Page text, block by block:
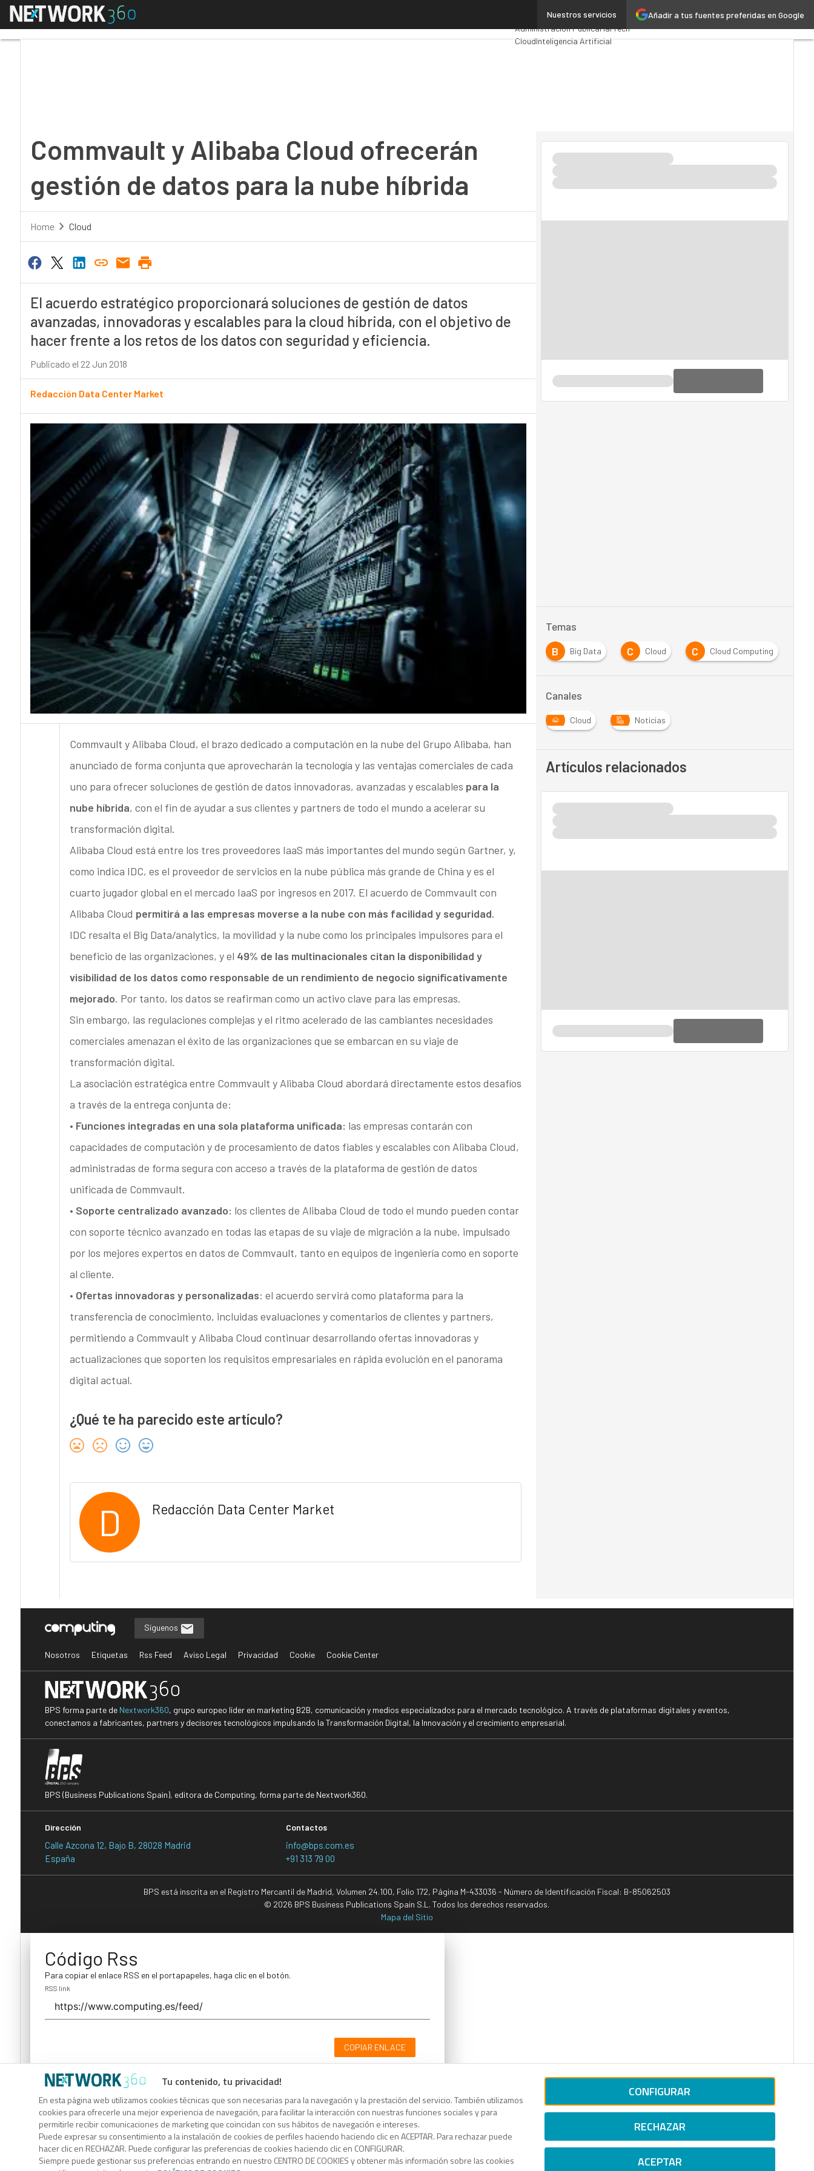
Añadir a tus fuentes preferidas en Google
Nuestros servicios
Menú Premios ComputingAnalytics
Administración PúblicaMarTech
CloudInteligencia Artificial
Commvault y Alibaba Cloud ofrecerán
gestión de datos para la nube híbrida
Home Cloud
El acuerdo estratégico proporcionará soluciones de gestión de datos
avanzadas, innovadoras y escalables para la cloud híbrida, con el objetivo de
hacer frente a los retos de los datos con seguridad y eficiencia.
Publicado el 22 Jun 2018
Redacción Data Center Market
Commvault y Alibaba Cloud, el brazo dedicado a computación en la nube del Grupo Alibaba, han
anunciado de forma conjunta que aprovecharán la tecnología y las ventajas comerciales de cada
uno para ofrecer soluciones de gestión de datos innovadoras, avanzadas y escalables para la
nube híbrida, con el fin de ayudar a sus clientes y partners de todo el mundo a acelerar su
transformación digital.
Alibaba Cloud está entre los tres proveedores IaaS más importantes del mundo según Gartner, y,
como indica IDC, es el proveedor de servicios en la nube pública más grande de China y es el
cuarto jugador global en el mercado IaaS por ingresos en 2017. El acuerdo de Commvault con
Alibaba Cloud permitirá a las empresas moverse a la nube con más facilidad y seguridad.
IDC resalta el Big Data/analytics, la movilidad y la nube como los principales impulsores para el
beneficio de las organizaciones, y el 49% de las multinacionales citan la disponibilidad y
visibilidad de los datos como responsable de un rendimiento de negocio significativamente
mejorado. Por tanto, los datos se reafirman como un activo clave para las empresas.
Sin embargo, las regulaciones complejas y el ritmo acelerado de las cambiantes necesidades
comerciales amenazan el éxito de las organizaciones que se embarcan en su viaje de
transformación digital.
La asociación estratégica entre Commvault y Alibaba Cloud abordará directamente estos desafíos
a través de la entrega conjunta de:
• Funciones integradas en una sola plataforma unificada: las empresas contarán con
capacidades de computación y de procesamiento de datos fiables y escalables con Alibaba Cloud,
administradas de forma segura con acceso a través de la plataforma de gestión de datos
unificada de Commvault.
• Soporte centralizado avanzado: los clientes de Alibaba Cloud de todo el mundo pueden contar
con soporte técnico avanzado en todas las etapas de su viaje de migración a la nube, impulsado
por los mejores expertos en datos de Commvault, tanto en equipos de ingeniería como en soporte
al cliente.
• Ofertas innovadoras y personalizadas: el acuerdo servirá como plataforma para la
transferencia de conocimiento, incluidas evaluaciones y comentarios de clientes y partners,
permitiendo a Commvault y Alibaba Cloud continuar desarrollando ofertas innovadoras y
actualizaciones que soporten los requisitos empresariales en rápida evolución en el panorama
digital actual.
¿Qué te ha parecido este artículo?
D Redacción Data Center Market
Temas
B Big Data C Cloud C Cloud Computing
Canales
Cloud Noticias
Artículos relacionados
Tu contenido, tu privacidad!
En esta página web utilizamos cookies técnicas que son necesarias para la navegación y la prestación del servicio. También utilizamos
cookies para ofrecerle una mejor experiencia de navegación, para facilitar la interacción con nuestras funciones sociales y para
permitirle recibir comunicaciones de marketing que coincidan con sus hábitos de navegación e intereses.
Puede expresar su consentimiento a la instalación de cookies de perfiles haciendo haciendo clic en ACEPTAR. Para rechazar puede
hacer clic en RECHAZAR. Puede configurar las preferencias de cookies haciendo clic en CONFIGURAR.
Siempre puede gestionar sus preferencias entrando en nuestro CENTRO DE COOKIES y obtener más información sobre las cookies
CONFIGURAR
RECHAZAR
ACEPTAR
Síguenos
Nosotros Etiquetas Rss Feed Aviso Legal Privacidad Cookie Cookie Center
BPS forma parte de Nextwork360, grupo europeo líder en marketing B2B, comunicación y medios especializados para el mercado tecnológico. A través de plataformas digitales y eventos,
conectamos a fabricantes, partners y decisores tecnológicos impulsando la Transformación Digital, la Innovación y el crecimiento empresarial.
BPS (Business Publications Spain), editora de Computing, forma parte de Nextwork360.
Dirección
Calle Azcona 12, Bajo B, 28028 Madrid
España
Contactos
info@bps.com.es
+91 313 79 00
BPS está inscrita en el Registro Mercantil de Madrid, Volumen 24.100, Folio 172, Página M-433036 - Número de Identificación Fiscal: B-85062503
© 2026 BPS Business Publications Spain S.L. Todos los derechos reservados.
Mapa del Sitio
Código Rss
Para copiar el enlace RSS en el portapapeles, haga clic en el botón.
RSS link
COPIAR ENLACE
Código Rss
Para copiar el enlace RSS en el portapapeles, haga clic en el botón.